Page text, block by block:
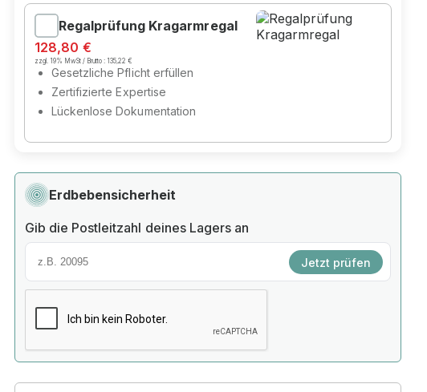
Regalprüfung Kragarmregal
128,80 €
zzgl. 19% MwSt / Brutto :135,22 €
Gesetzliche Pflicht erfüllen
Zertifizierte Expertise
Lückenlose Dokumentation
Erdbebensicherheit
Gib die Postleitzahl deines Lagers an
Jetzt prüfen